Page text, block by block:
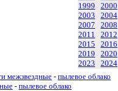
1999
2000
2003
2004
2007
2008
2011
2012
2015
2016
2019
2020
2023
2024
межзвездные- пылевое облако
- пылевое облако